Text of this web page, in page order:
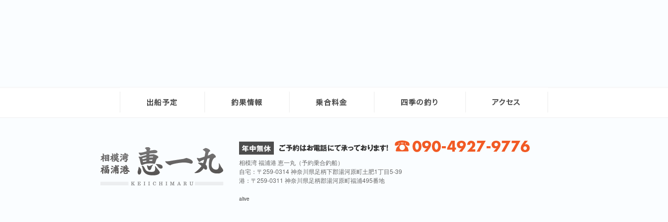
相模湾 福浦港 恵一丸（予約乗合釣船）
自宅：〒259-0314 神奈川県足柄下郡湯河原町土肥1丁目5-39
港：〒259-0311 神奈川県足柄郡湯河原町福浦495番地
alive